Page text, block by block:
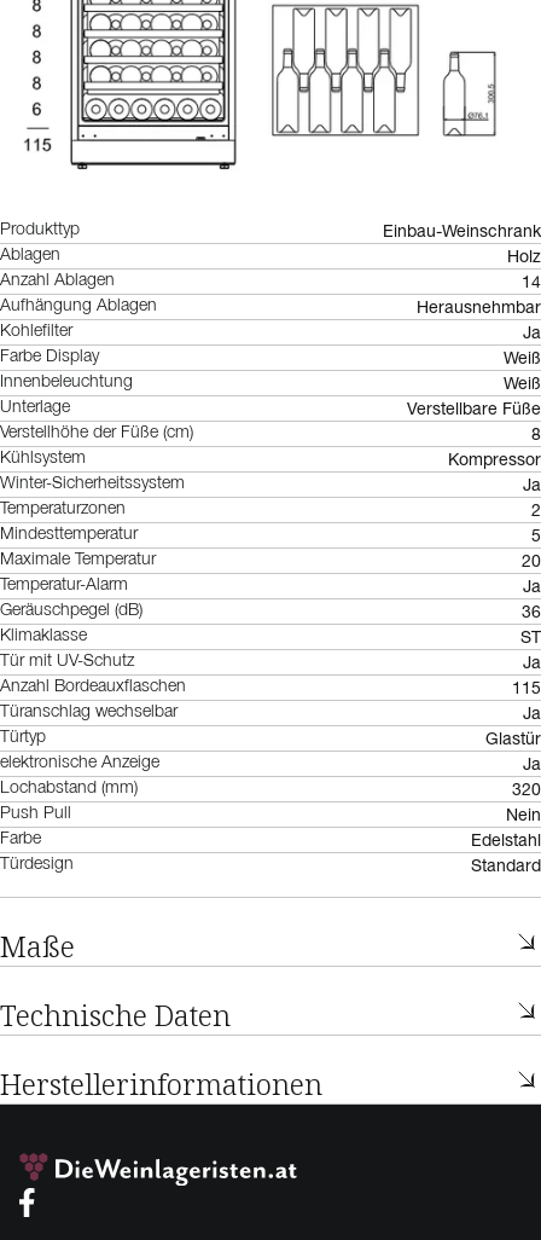
Produkttyp Einbau-Weinschrank
Ablagen Holz
Anzahl Ablagen 14
Aufhängung Ablagen Herausnehmbar
Kohlefilter Ja
Farbe Display Weiß
Innenbeleuchtung Weiß
Unterlage Verstellbare Füße
Verstellhöhe der Füße (cm) 8
Kühlsystem Kompressor
Winter-Sicherheitssystem Ja
Temperaturzonen 2
Mindesttemperatur 5
Maximale Temperatur 20
Temperatur-Alarm Ja
Geräuschpegel (dB) 36
Klimaklasse ST
Tür mit UV-Schutz Ja
Anzahl Bordeauxflaschen 115
Türanschlag wechselbar Ja
Türtyp Glastür
elektronische Anzeige Ja
Lochabstand (mm) 320
Push Pull Nein
Farbe Edelstahl
Türdesign Standard
Maße
Technische Daten
Herstellerinformationen